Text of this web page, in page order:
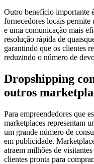
Outro benefício importante
fornecedores locais
e uma comunicação mais
resolução rápida de
garantindo que os clientes
reduzindo o número de
Dropshipping
outros
Para empreendedores que
marketplaces representam
um grande número de
em publicidade.
atraem milhões de
clientes pronta para comprar.